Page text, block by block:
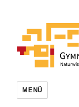
MENÜ